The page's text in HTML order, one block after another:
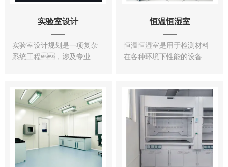
实验室设计
实验室设计规划是一项复杂
系统工程，涉及专业众
为技术基础。无论
是新建、扩
建、或是改建项
目，都不单纯是选购
合理的仪器设备与实验家
具。实验室的总体规
恒温恒湿室
恒温恒湿室是用于检测材料
在各种环境下性能的设备及
耐干、耐湿性
能；是电
子、电器、通
讯、仪表、
车辆、塑胶制
品、金